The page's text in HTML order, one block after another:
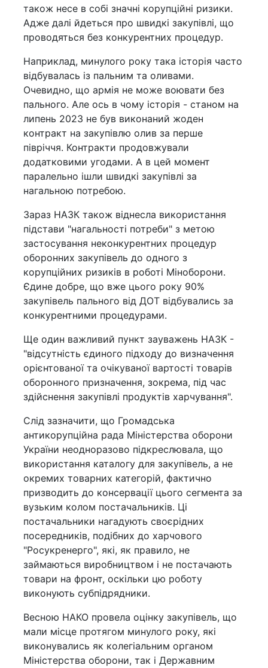
також несе в собі значні корупційні ризики.
Адже далі йдеться про швидкі закупівлі, що
проводяться без конкурентних процедур.
Наприклад, минулого року така історія часто
відбувалась із пальним та оливами.
Очевидно, що армія не може воювати без
пального. Але ось в чому історія - станом на
липень 2023 не був виконаний жоден
контракт на закупівлю олив за перше
півріччя. Контракти продовжували
додатковими угодами. А в цей момент
паралельно ішли швидкі закупівлі за
нагальною потребою.
Зараз НАЗК також віднесла використання
підстави "нагальності потреби" з метою
застосування неконкурентних процедур
оборонних закупівель до одного з
корупційних ризиків в роботі Міноборони.
Єдине добре, що вже цього року 90%
закупівель пального від ДОТ відбувались за
конкурентними процедурами.
Ще один важливий пункт зауважень НАЗК -
"відсутність єдиного підходу до визначення
орієнтованої та очікуваної вартості товарів
оборонного призначення, зокрема, під час
здійснення закупівлі продуктів харчування".
Слід зазначити, що Громадська
антикорупційна рада Міністерства оборони
України неодноразово підкреслювала, що
використання каталогу для закупівель, а не
окремих товарних категорій, фактично
призводить до консервації цього сегмента за
вузьким колом постачальників. Ці
постачальники нагадують своєрідних
посередників, подібних до харчового
"Росукренерго", які, як правило, не
займаються виробництвом і не постачають
товари на фронт, оскільки цю роботу
виконують субпідрядники.
Весною НАКО провела оцінку закупівель, що
мали місце протягом минулого року, які
виконувались як колегіальним органом
Міністерства оборони, так і Державним